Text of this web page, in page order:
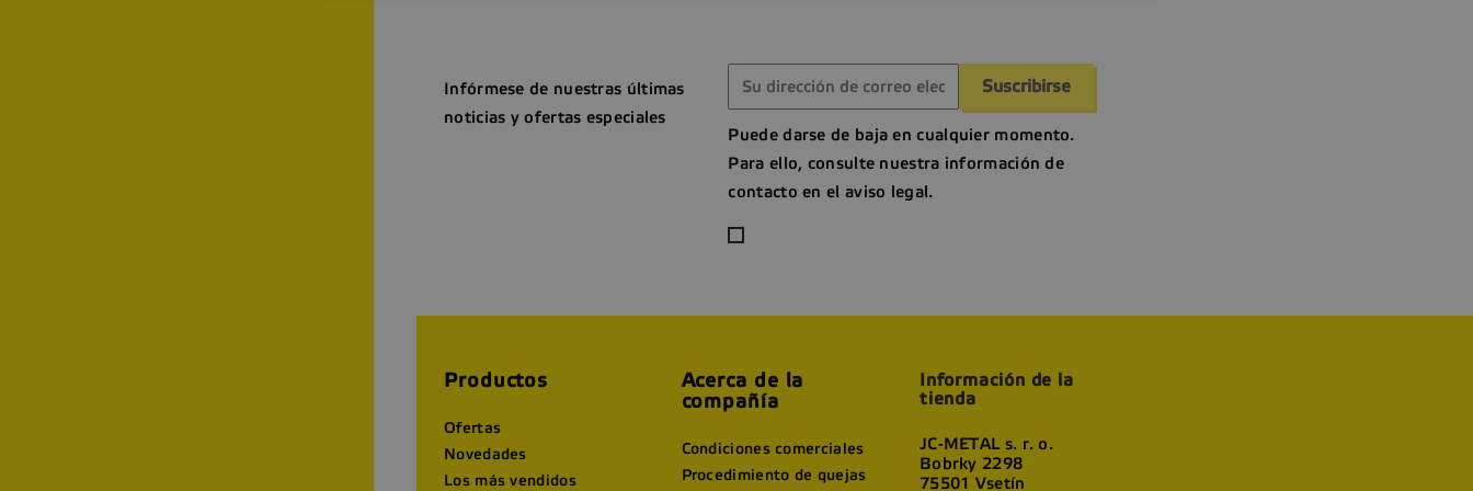
Infórmese de nuestras últimas
noticias y ofertas especiales
Puede darse de baja en cualquier momento.
Para ello, consulte nuestra información de
contacto en el aviso legal.
Productos
Ofertas
Novedades
Los más vendidos
Acerca de la
compañía
Condiciones comerciales
Procedimiento de quejas
Información de la
tienda
JC-METAL s. r. o.
Bobrky 2298
75501 Vsetín